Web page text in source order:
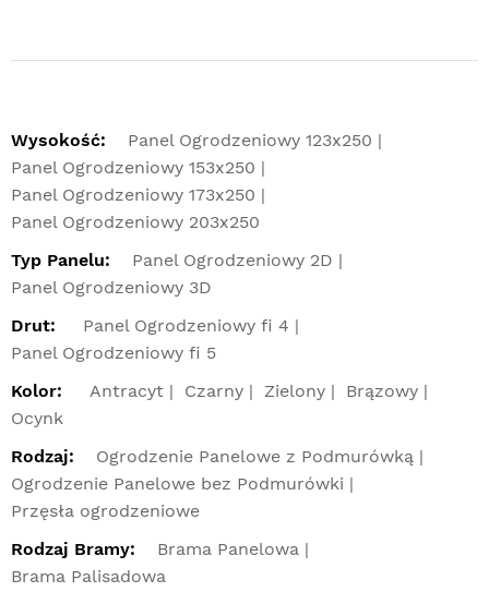
Wysokość:
Panel Ogrodzeniowy 123x250
Panel Ogrodzeniowy 153x250
Panel Ogrodzeniowy 173x250
Panel Ogrodzeniowy 203x250
Typ Panelu:
Panel Ogrodzeniowy 2D
Panel Ogrodzeniowy 3D
Drut:
Panel Ogrodzeniowy fi 4
Panel Ogrodzeniowy fi 5
Kolor:
Antracyt Czarny Zielony
Brązowy
Ocynk
Rodzaj:
Ogrodzenie Panelowe z Podmurówką
Ogrodzenie Panelowe bez Podmurówki
Przęsła ogrodzeniowe
Rodzaj Bramy:
Brama Panelowa
Brama Palisadowa